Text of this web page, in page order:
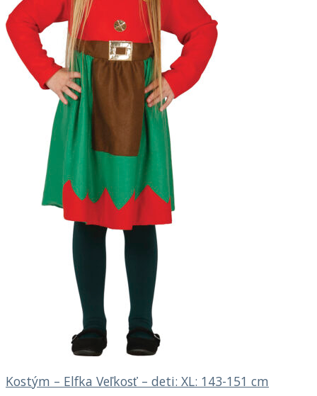
Kostým – Elfka Veľkosť – deti: XL: 143-151 cm